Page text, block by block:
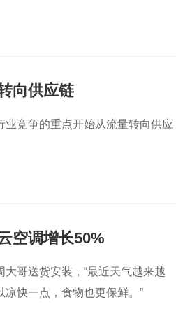
向供应链
竞争的重点开始从流量转向供应
空调增长50%
哥送货安装，“最近天气越来越
快一点，食物也更保鲜。”